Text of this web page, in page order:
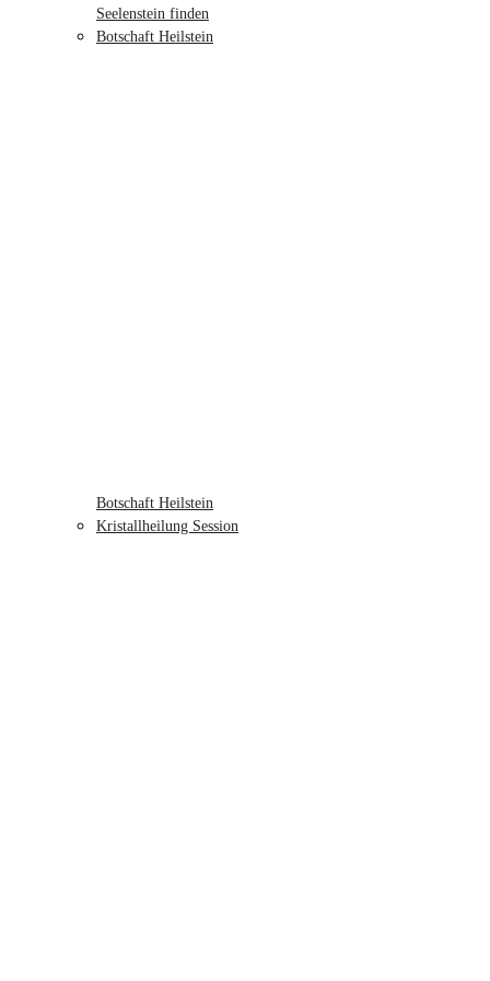
Seelenstein finden
Botschaft Heilstein
Botschaft Heilstein
Kristallheilung Session